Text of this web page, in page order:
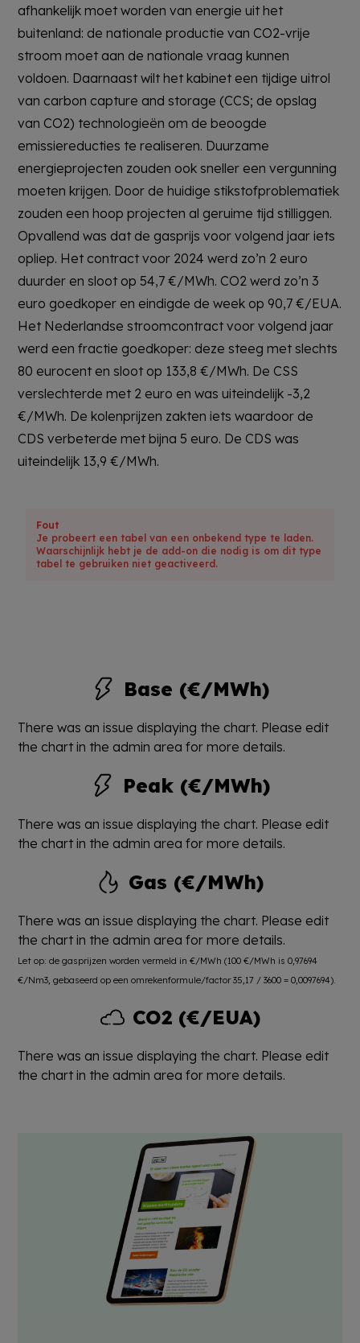
afhankelijk moet worden van energie uit het
buitenland: de nationale productie van CO2-vrije
stroom moet aan de nationale vraag kunnen
voldoen. Daarnaast wilt het kabinet een tijdige uitrol
van carbon capture and storage (CCS; de opslag
van CO2) technologieën om de beoogde
emissiereducties te realiseren. Duurzame
energieprojecten zouden ook sneller een vergunning
moeten krijgen. Door de huidige stikstofproblematiek
zouden een hoop projecten al geruime tijd stilliggen.
Opvallend was dat de gasprijs voor volgend jaar iets
opliep. Het contract voor 2024 werd zo’n 2 euro
duurder en sloot op 54,7 €/MWh. CO2 werd zo’n 3
euro goedkoper en eindigde de week op 90,7 €/EUA.
Het Nederlandse stroomcontract voor volgend jaar
werd een fractie goedkoper: deze steeg met slechts
80 eurocent en sloot op 133,8 €/MWh. De CSS
verslechterde met 2 euro en was uiteindelijk -3,2
€/MWh. De kolenprijzen zakten iets waardoor de
CDS verbeterde met bijna 5 euro. De CDS was
uiteindelijk 13,9 €/MWh.
Fout
Je probeert een tabel van een onbekend type te laden.
Waarschijnlijk hebt je de add-on die nodig is om dit type
tabel te gebruiken niet geactiveerd.
Base (€/MWh)
There was an issue displaying the chart. Please edit
the chart in the admin area for more details.
Peak (€/MWh)
There was an issue displaying the chart. Please edit
the chart in the admin area for more details.
Gas (€/MWh)
There was an issue displaying the chart. Please edit
the chart in the admin area for more details.
Let op: de gasprijzen worden vermeld in €/MWh (100 €/MWh is 0,97694
€/Nm3, gebaseerd op een omrekenformule/factor 35,17 / 3600 = 0,0097694).
CO2 (€/EUA)
There was an issue displaying the chart. Please edit
the chart in the admin area for more details.